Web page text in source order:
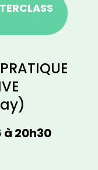
à 20h30